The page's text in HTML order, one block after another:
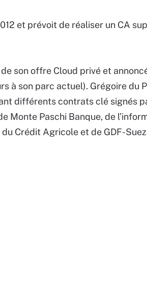
et prévoit de réaliser un CA
son offre Cloud privé et
à son parc actuel). Grégoire du
différents contrats clé signés
Monte Paschi Banque, de
Crédit Agricole et de GDF-